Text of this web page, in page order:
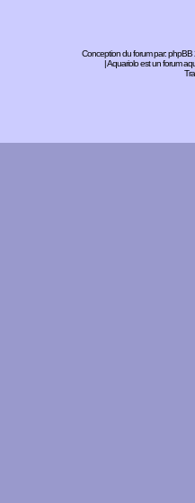
Conception du forum par:phpBB
| Aquariolo est un forum